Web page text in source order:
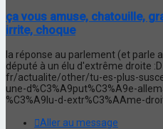
ça vous amuse, chatouille,
irrite, choque
la réponse au parlement (et parle
député à un élu d'extrême droite
fr/actualite/other/tu-es-plus-
une-d%C3%A9put%C3%A9e-
%C3%A9lu-d-extr%C3%AAme-
Aller au message